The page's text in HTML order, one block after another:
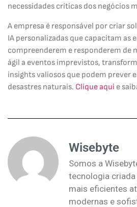
necessidades críticas dos negócios
A empresa é responsável por criar
IA personalizadas que capacitam as
compreenderem e responderem de
ágil a eventos imprevistos,
insights valiosos que podem prever
desastres naturais. Clique aqui e
Wisebyte
Somos a
tecnologia
mais eficientes
modernas e